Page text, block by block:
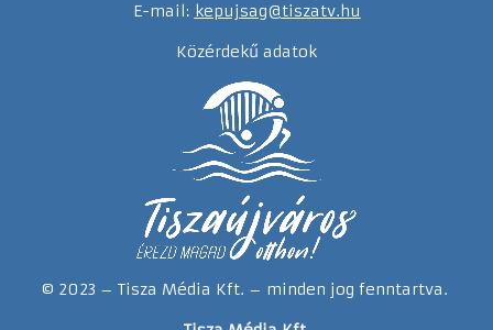
E-mail: kepujsag@tiszatv.hu
Közérdekű adatok
© 2023 – Tisza Média Kft. – minden jog fenntartva.